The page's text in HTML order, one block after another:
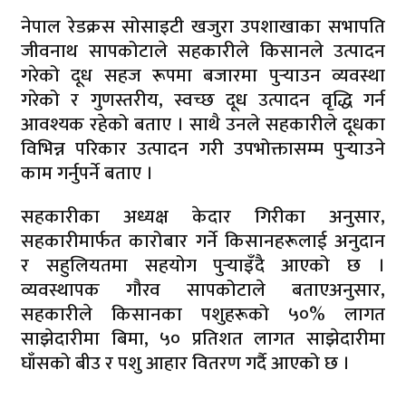
नेपाल रेडक्रस सोसाइटी खजुरा उपशाखाका सभापति
जीवनाथ सापकोटाले सहकारीले किसानले उत्पादन
गरेको दूध सहज रूपमा बजारमा पुर्‍याउन व्यवस्था
गरेको र गुणस्तरीय, स्वच्छ दूध उत्पादन वृद्धि गर्न
आवश्यक रहेको बताए । साथै उनले सहकारीले दूधका
विभिन्न परिकार उत्पादन गरी उपभोक्तासम्म पुर्‍याउने
काम गर्नुपर्ने बताए ।
सहकारीका अध्यक्ष केदार गिरीका अनुसार,
सहकारीमार्फत कारोबार गर्ने किसानहरूलाई अनुदान
र सहुलियतमा सहयोग पुर्‍याइँदै आएको छ ।
व्यवस्थापक गौरव सापकोटाले बताएअनुसार,
सहकारीले किसानका पशुहरूको ५०% लागत
साझेदारीमा बिमा, ५० प्रतिशत लागत साझेदारीमा
घाँसको बीउ र पशु आहार वितरण गर्दै आएको छ ।